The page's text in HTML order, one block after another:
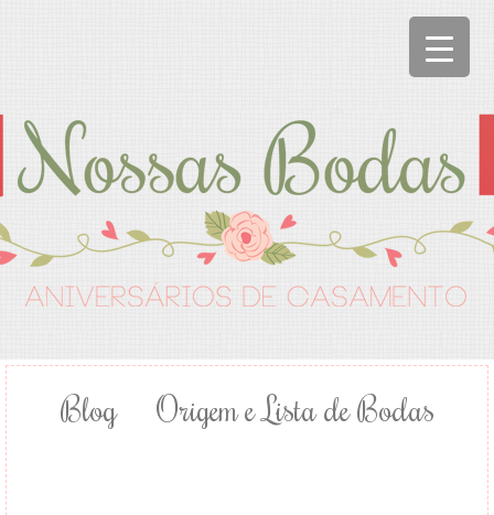
Blog Origem e Lista de Bodas